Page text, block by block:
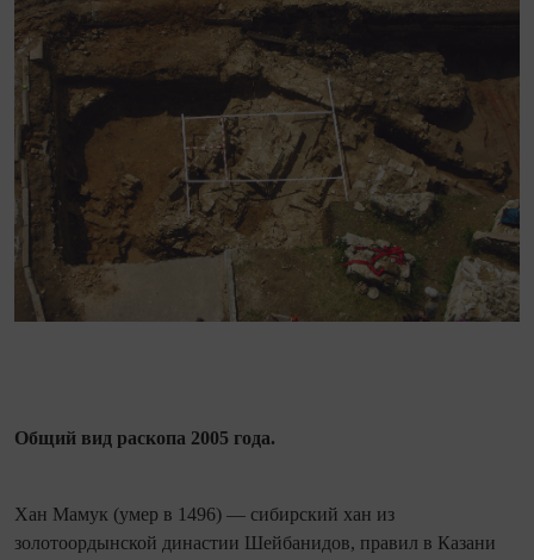
Общий вид раскопа 2005 года.
Хан Мамук (умер в 1496) — сибирский хан из
золотоордынской династии Шейбанидов, правил в Казани